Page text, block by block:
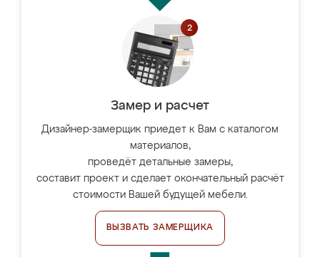
Замер и расчет
Дизайнер-замерщик приедет к Вам с каталогом
материалов,
проведёт детальные замеры,
составит проект и сделает окончательный расчёт
стоимости Вашей будущей мебели.
ВЫЗВАТЬ ЗАМЕРЩИКА